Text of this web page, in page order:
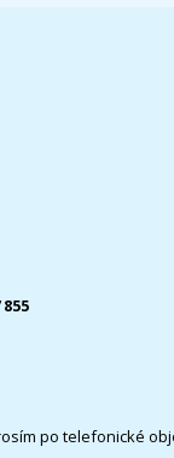
855
po telefonické